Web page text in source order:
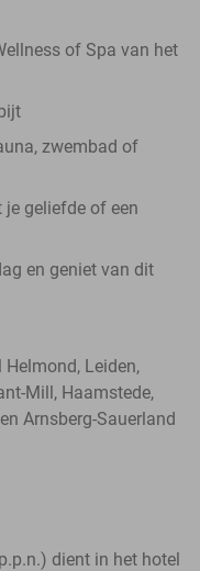
of Spa van het
zwembad of
je geliefde of een
en geniet van dit
Helmond, Leiden,
Mill, Haamstede,
Arnsberg-Sauerland
dient in het hotel